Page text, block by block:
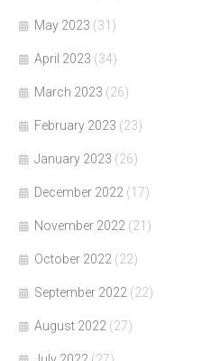
May 2023 (31)
April 2023 (34)
March 2023 (26)
February 2023 (23)
January 2023 (26)
December 2022 (17)
November 2022 (21)
October 2022 (22)
September 2022 (22)
August 2022 (27)